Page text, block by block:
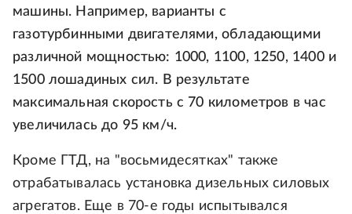
машины. Например, варианты с
газотурбинными двигателями, обладающими
различной мощностью: 1000, 1100, 1250, 1400 и
1500 лошадиных сил. В результате
максимальная скорость с 70 километров в час
увеличилась до 95 км/ч.
Кроме ГТД, на "восьмидесятках" также
отрабатывалась установка дизельных силовых
агрегатов. Еще в 70-е годы испытывался